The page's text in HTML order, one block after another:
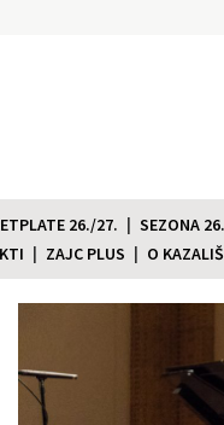
26./27. SEZONA
ZAJC PLUS O